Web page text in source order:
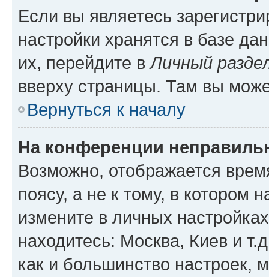
Если вы являетесь
настройки хранятся в базе
их, перейдите вЛичный
вверху страницы. Там вы
Вернуться к началу
На конференции
Возможно, отображается
поясу, а не к тому, в котором
измените в личных
находитесь: Москва, Киев и
как и большинство настроек,